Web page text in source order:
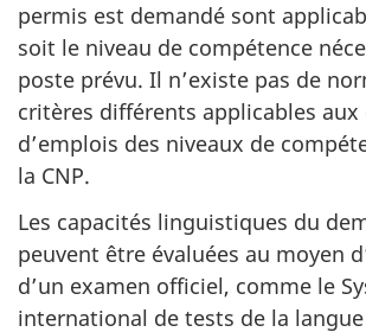
permis est demandé sont
soit le niveau de compétence
poste prévu. Il n’existe pas de
critères différents applicables aux
d’emplois des niveaux de
la CNP.
Les capacités linguistiques du
peuvent être évaluées au moyen
d’un examen officiel, comme le
international de tests de la